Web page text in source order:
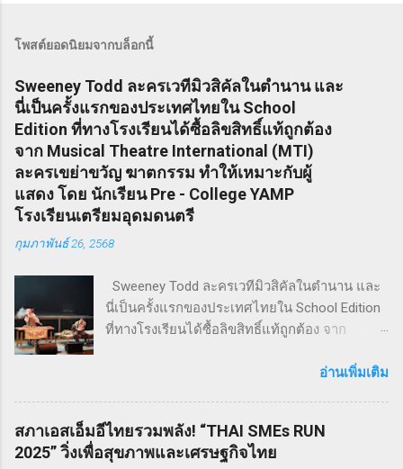
โพสต์ยอดนิยมจากบล็อกนี้
Sweeney Todd ละครเวทีมิวสิคัลในตำนาน และ
นี่เป็นครั้งแรกของประเทศไทยใน School
Edition ที่ทางโรงเรียนได้ซื้อลิขสิทธิ์แท้ถูกต้อง
จาก Musical Theatre International (MTI)
ละครเขย่าขวัญ ฆาตกรรม ทำให้เหมาะกับผู้
แสดง โดย นักเรียน Pre - College YAMP
โรงเรียนเตรียมอุดมดนตรี
กุมภาพันธ์ 26, 2568
Sweeney Todd ละครเวทีมิวสิคัลในตำนาน และ
นี่เป็นครั้งแรกของประเทศไทยใน School Edition
ที่ทางโรงเรียนได้ซื้อลิขสิทธิ์แท้ถูกต้อง จาก
ขวัญ ฆาตกรรม ทำให้เหมาะกับผู้แสดง โดย
!! โดยเลือกเป็น School Edition ที่ลดบทให้ดู
เหมาะสม แต่ยังคงไว้ซึ่งความเข้มข้น! กำกับการ
อ่านเพิ่มเติม
สภาเอสเอ็มอีไทยรวมพลัง! “THAI SMEs RUN
2025” วิ่งเพื่อสุขภาพและเศรษฐกิจไทย